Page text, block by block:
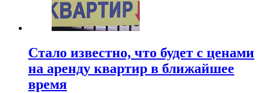
Стало известно, что будет с ценами
на аренду квартир в ближайшее
время